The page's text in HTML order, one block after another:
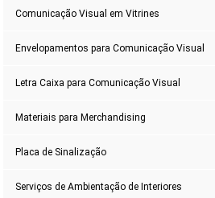
Comunicação Visual em Vitrines
Envelopamentos para Comunicação Visual
Letra Caixa para Comunicação Visual
Materiais para Merchandising
Placa de Sinalização
Serviços de Ambientação de Interiores